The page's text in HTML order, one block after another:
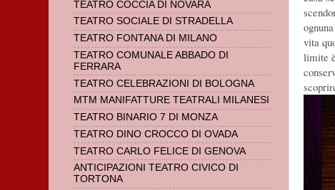
vita
limite
TEATRO COCCIA DI NOVARA
TEATRO SOCIALE DI STRADELLA
TEATRO FONTANA DI MILANO
TEATRO COMUNALE ABBADO DI
FERRARA
TEATRO CELEBRAZIONI DI BOLOGNA
MTM MANIFATTURE TEATRALI MILANESI
TEATRO BINARIO 7 DI MONZA
TEATRO DINO CROCCO DI OVADA
TEATRO CARLO FELICE DI GENOVA
ANTICIPAZIONI TEATRO CIVICO DI
TORTONA